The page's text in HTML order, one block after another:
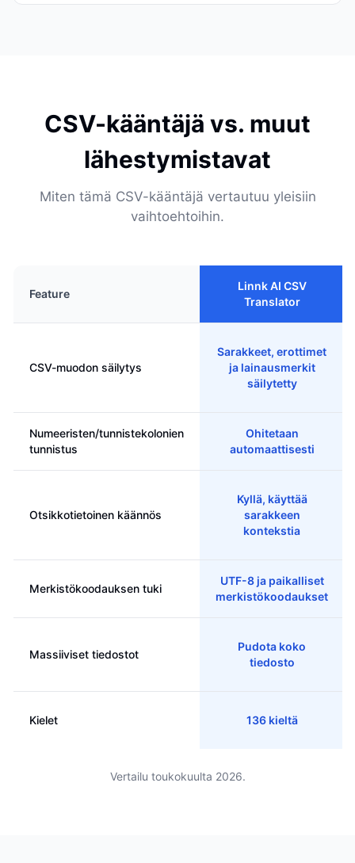
CSV-kääntäjä vs. muut
lähestymistavat
Miten tämä CSV-kääntäjä vertautuu yleisiin
vaihtoehtoihin.
Feature
Linnk AI CSV
Translator
CSV-muodon säilytys
Sarakkeet, erottimet
ja lainausmerkit
säilytetty
Numeeristen/tunnistekolonien
tunnistus
Ohitetaan
automaattisesti
Otsikkotietoinen käännös
Kyllä, käyttää
sarakkeen
kontekstia
Merkistökoodauksen tuki
UTF-8 ja paikalliset
merkistökoodaukset
Massiiviset tiedostot
Pudota koko
tiedosto
Kielet 136 kieltä
Vertailu toukokuulta 2026.